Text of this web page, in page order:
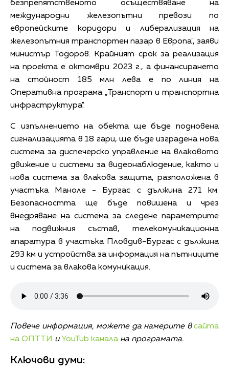
безпрепятственото осъществяване на
международни железопътни превози по
европейските коридори и либерализация на
железопътния транспортен пазар в Европа", заяви
министър Тодоров. Крайният срок за реализация
на проекта е октомври 2023 г., а финансирането
на стойност 185 млн лева е по линия на
Оперативна програма „Транспорт и транспортна
инфраструктура".
С изпълнението на обекта ще бъде подновена
сигнализацията в 18 гари, ще бъде изградена нова
система за диспечерско управление на влаковото
движение и системи за видеонаблюдение, както и
нова система за влакова защита, разположена в
участъка Маноле - Бургас с дължина 271 км.
Безопасността ще бъде повишена и чрез
внедряване на система за следене параметрите
на подвижния състав, телекомуникационна
апаратура в участъка Пловдив-Бургас с дължина
293 км и устройства за информация на пътниците
и система за влакова комуникация.
Повече информация, можете да намерите всайта
на ОПТТИ и YouTub каналана програмата.
Ключови думи: